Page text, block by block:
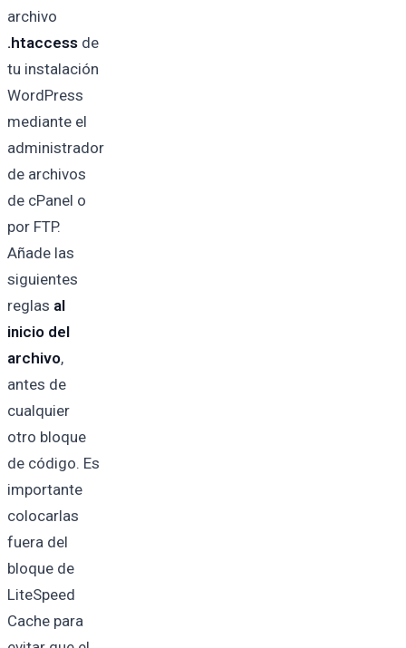
archivo
.htaccess de
tu instalación
WordPress
mediante el
administrador
de archivos
de cPanel o
por FTP.
Añade las
siguientes
reglas al
inicio del
archivo,
antes de
cualquier
otro bloque
de código. Es
importante
colocarlas
fuera del
bloque de
LiteSpeed
Cache para